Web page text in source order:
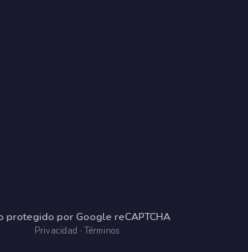
protegido por Google reCAPTCHA
Privacidad · Términos